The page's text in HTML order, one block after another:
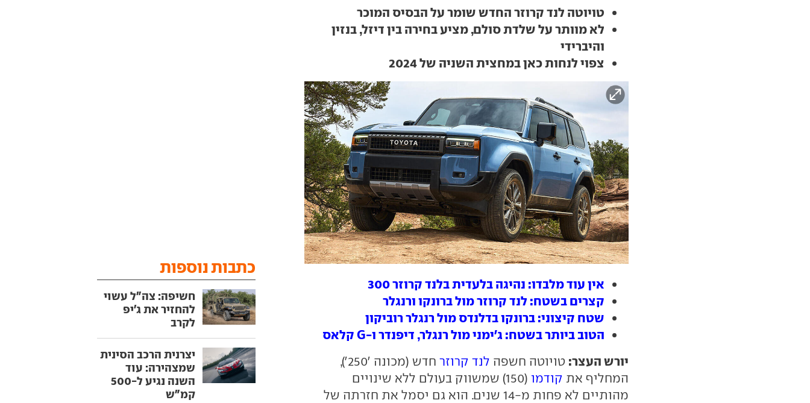
טויוטה לנד קרוזר החדש שומר על הבסיס המוכר
לא מוותר על שלדת סולם, מציע בחירה בין דיזל, בנזין
והיברידי
צפוי לנחות כאן במחצית השניה של 2024
אין עוד מלבדו: נהיגה בלעדית בלנד קרוזר 300
קצרים בשטח: לנד קרוזר מול ברונקו ורנגלר
שטח קיצוני: ברונקו בדלנדס מול רנגלר רוביקון
הטוב ביותר בשטח: ג'ימני מול רנגלר, דיפנדר ו-G קלאס
יורש העצר: טויוטה חשפה לנד קרוזר
חדש (מכונה ׳250׳),
המחליף את קודמו
(150) שמשווק בעולם ללא שינויים
מהותיים לא פחות מ-14 שנים. הוא גם יסמל את חזרתה של
כתבות נוספות
חשיפה: צה"ל עשוי
להחזיר את ג'יפ
לקרב
יצרנית הרכב הסינית
שמצהירה: עוד
השנה נגיע ל-500
קמ"ש